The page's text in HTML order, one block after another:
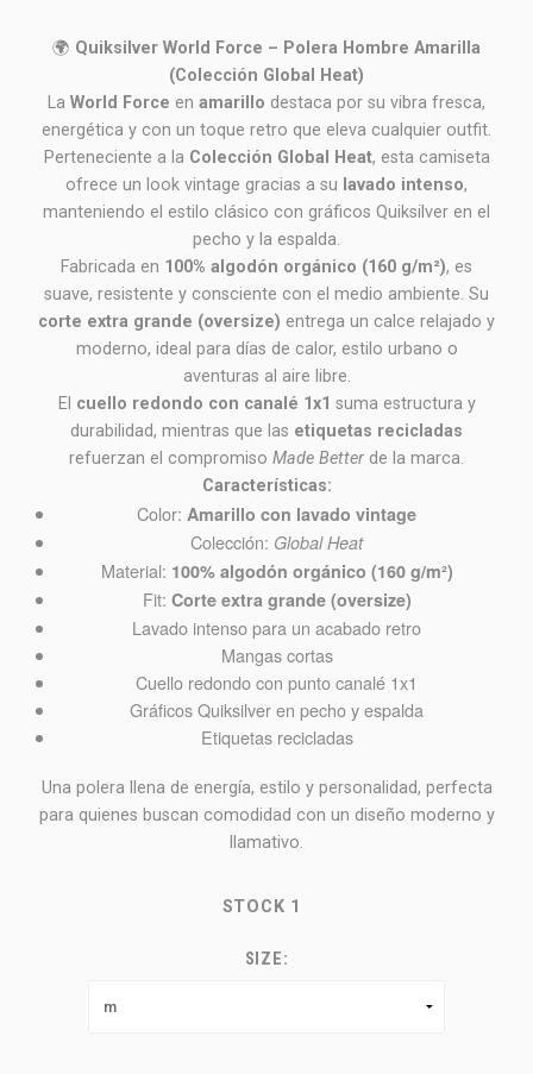
🌍 Quiksilver World Force – Polera Hombre Amarilla
(Colección Global Heat)
La World Force en amarillo destaca por su vibra fresca,
energética y con un toque retro que eleva cualquier outfit.
Perteneciente a la Colección Global Heat, esta camiseta
ofrece un look vintage gracias a su lavado intenso,
manteniendo el estilo clásico con gráficos Quiksilver en el
pecho y la espalda.
Fabricada en 100% algodón orgánico (160 g/m²), es
suave, resistente y consciente con el medio ambiente. Su
corte extra grande (oversize) entrega un calce relajado y
moderno, ideal para días de calor, estilo urbano o
aventuras al aire libre.
El cuello redondo con canalé 1x1 suma estructura y
durabilidad, mientras que las etiquetas recicladas
refuerzan el compromiso Made Better de la marca.
Características:
Color: Amarillo con lavado vintage
Colección: Global Heat
Material: 100% algodón orgánico (160 g/m²)
Fit: Corte extra grande (oversize)
Lavado intenso para un acabado retro
Mangas cortas
Cuello redondo con punto canalé 1x1
Gráficos Quiksilver en pecho y espalda
Etiquetas recicladas
Una polera llena de energía, estilo y personalidad, perfecta
para quienes buscan comodidad con un diseño moderno y
llamativo.
STOCK 1
SIZE: